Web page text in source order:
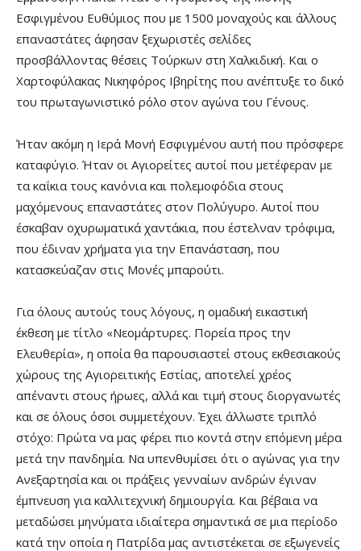
Εσφιγμένου Ευθύμιος που με 1500 μοναχούς και άλλους
επαναστάτες άφησαν ξεχωριστές σελίδες
προσβάλλοντας θέσεις Τούρκων στη Χαλκιδική. Και ο
Χαρτοφύλακας Νικηφόρος Ιβηρίτης που ανέπτυξε το δικό
του πρωταγωνιστικό ρόλο στον αγώνα του Γένους.
Ήταν ακόμη η Ιερά Μονή Εσφιγμένου αυτή που πρόσφερε
καταφύγιο. Ήταν οι Αγιορείτες αυτοί που μετέφεραν με
τα καΐκια τους κανόνια και πολεμοφόδια στους
μαχόμενους επαναστάτες στον Πολύγυρο. Αυτοί που
έσκαβαν οχυρωματικά χαντάκια, που έστελναν τρόφιμα,
που έδιναν χρήματα για την Επανάσταση, που
κατασκεύαζαν στις Μονές μπαρούτι.
Για όλους αυτούς τους λόγους, η ομαδική εικαστική
έκθεση με τίτλο «Νεομάρτυρες. Πορεία προς την
Ελευθερία», η οποία θα παρουσιαστεί στους εκθεσιακούς
χώρους της Αγιορειτικής Εστίας, αποτελεί χρέος
απέναντι στους ήρωες, αλλά και τιμή στους διοργανωτές
και σε όλους όσοι συμμετέχουν. Έχει άλλωστε τριπλό
στόχο: Πρώτα να μας φέρει πιο κοντά στην επόμενη μέρα
μετά την πανδημία. Να υπενθυμίσει ότι ο αγώνας για την
Ανεξαρτησία και οι πράξεις γενναίων ανδρών έγιναν
έμπνευση για καλλιτεχνική δημιουργία. Και βέβαια να
μεταδώσει μηνύματα ιδιαίτερα σημαντικά σε μια περίοδο
κατά την οποία η Πατρίδα μας αντιστέκεται σε εξωγενείς